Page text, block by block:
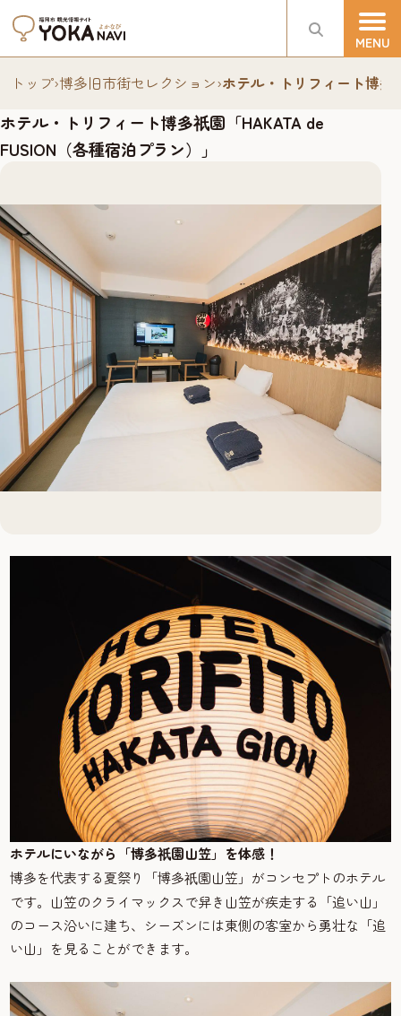
トップ›博多旧市街セレクション›ホテル・トリフィート博多
ホテル・トリフィート博多祇園「HAKATA de
FUSION（各種宿泊プラン）」
ホテルにいながら「博多祇園山笠」を体感！
博多を代表する夏祭り「博多祇園山笠」がコンセプトのホテル
です。山笠のクライマックスで舁き山笠が疾走する「追い山」
のコース沿いに建ち、シーズンには東側の客室から勇壮な「追
い山」を見ることができます。